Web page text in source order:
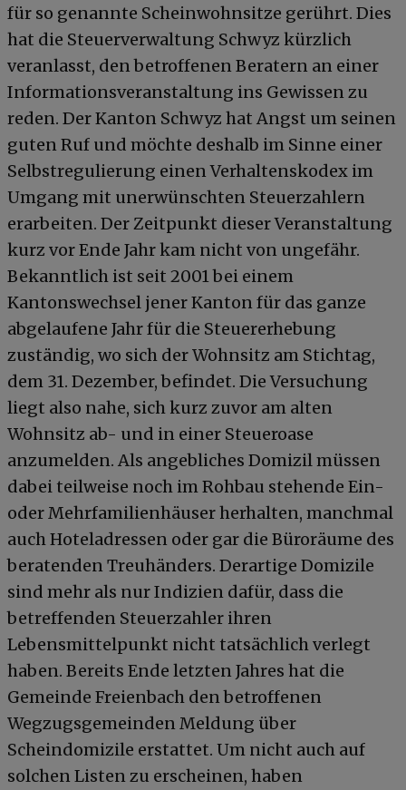
für so genannte Scheinwohnsitze gerührt. Dies
hat die Steuerverwaltung Schwyz kürzlich
veranlasst, den betroffenen Beratern an einer
Informationsveranstaltung ins Gewissen zu
reden. Der Kanton Schwyz hat Angst um seinen
guten Ruf und möchte deshalb im Sinne einer
Selbstregulierung einen Verhaltenskodex im
Umgang mit unerwünschten Steuerzahlern
erarbeiten. Der Zeitpunkt dieser Veranstaltung
kurz vor Ende Jahr kam nicht von ungefähr.
Bekanntlich ist seit 2001 bei einem
Kantonswechsel jener Kanton für das ganze
abgelaufene Jahr für die Steuererhebung
zuständig, wo sich der Wohnsitz am Stichtag,
dem 31. Dezember, befindet. Die Versuchung
liegt also nahe, sich kurz zuvor am alten
Wohnsitz ab- und in einer Steueroase
anzumelden. Als angebliches Domizil müssen
dabei teilweise noch im Rohbau stehende Ein-
oder Mehrfamilienhäuser herhalten, manchmal
auch Hoteladressen oder gar die Büroräume des
beratenden Treuhänders. Derartige Domizile
sind mehr als nur Indizien dafür, dass die
betreffenden Steuerzahler ihren
Lebensmittelpunkt nicht tatsächlich verlegt
haben. Bereits Ende letzten Jahres hat die
Gemeinde Freienbach den betroffenen
Wegzugsgemeinden Meldung über
Scheindomizile erstattet. Um nicht auch auf
solchen Listen zu erscheinen, haben